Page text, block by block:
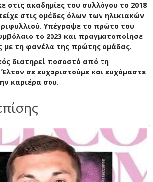
στις ακαδημίες του συλλόγου το 2018
στις ομάδες όλων των ηλικιακών
Υπέγραψε το πρώτο του
το 2023 και πραγματοποίησε
με τη φανέλα της πρώτης ομάδας.
διατηρεί ποσοστό από τη
σε ευχαριστούμε και ευχόμαστε
καριέρα σου.